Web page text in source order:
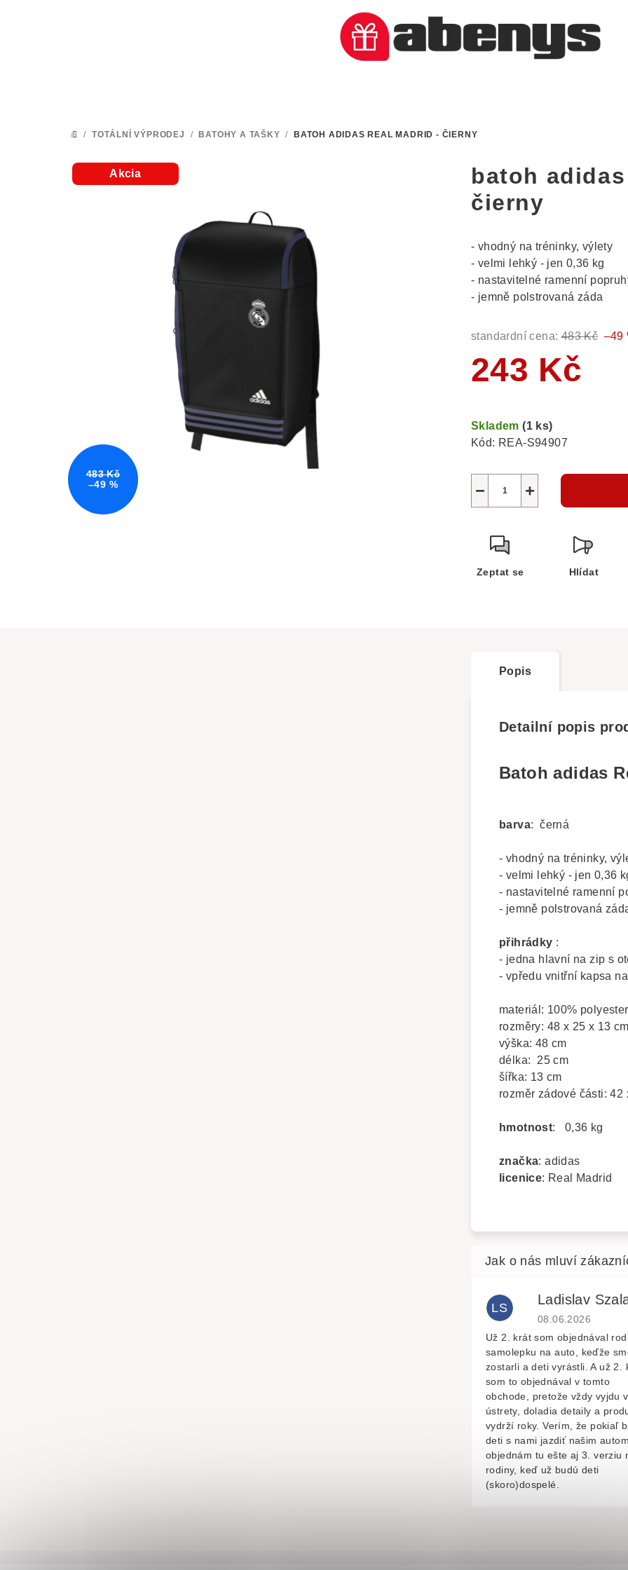
DOMŮ
/ TOTÁLNÍ VÝPRODEJ / BATOHY A TAŠKY / BATOH ADIDAS REAL MADRID - ČIERNY
batoh
čierny
- vhodný na tréninky, výlety
- velmi lehký - jen 0,36 kg
- nastavitelné ramenní
- jemně polstrovaná záda
standardní cena: 483 Kč –49
243 Kč
cena:
Skladem(1 ks)
Kód: REA-S94907
+
−
Zeptat se Hlídat
Akcia
483 Kč
–49 %
Popis
Detailní popis
Batoh adidas
barva: černá
- vhodný na tréninky,
- velmi lehký - jen 0,36
- nastavitelné ramenní
- jemně polstrovaná
přihrádky :
- jedna hlavní na zip s
- vpředu vnitřní kapsa
materiál: 100% polyester
rozměry: 48 x 25 x 13 cm
výška: 48 cm
délka: 25 cm
šířka: 13 cm
rozměr zádové části: 42
hmotnost: 0,36 kg
značka: adidas
licenice: Real Madrid
LS
Ladislav
Hodnocení
08.06.2026
Už 2. krát som objednával
samolepku na auto, keďže
zostarli a deti vyrástli. A už 2.
som to objednával v tomto
obchode, pretože vždy vyjdu v
ústrety, doladia detaily a
vydrží roky. Verím, že pokiaľ
deti s nami jazdiť našim
objednám tu ešte aj 3. verziu
rodiny, keď už budú deti
(skoro)dospelé.